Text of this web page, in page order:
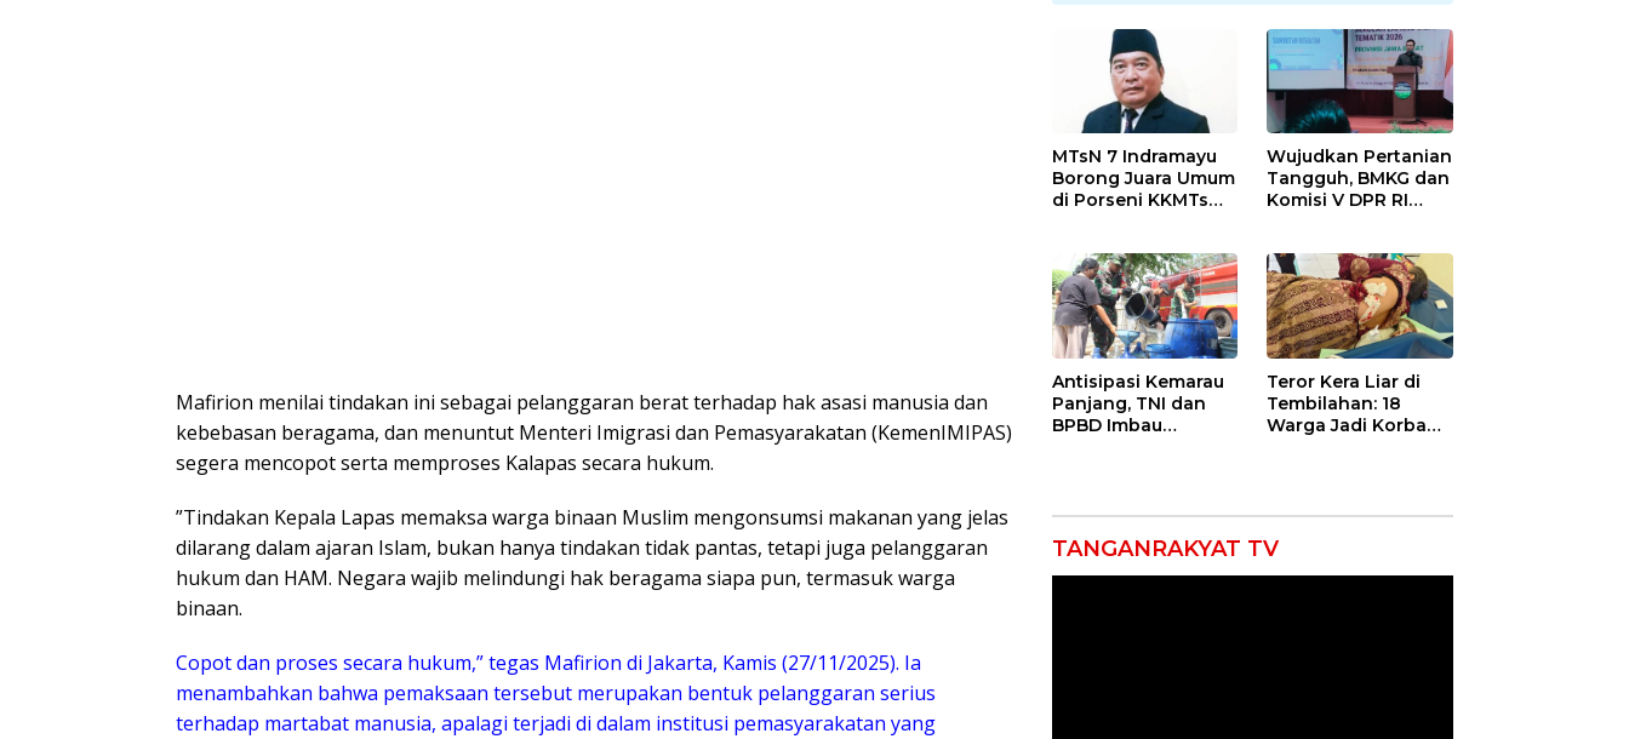
Mafirion menilai tindakan ini sebagai pelanggaran berat terhadap hak asasi manusia dan
kebebasan beragama, dan menuntut Menteri Imigrasi dan Pemasyarakatan (KemenIMIPAS)
segera mencopot serta memproses Kalapas secara hukum.
​”Tindakan Kepala Lapas memaksa warga binaan Muslim mengonsumsi makanan yang jelas
dilarang dalam ajaran Islam, bukan hanya tindakan tidak pantas, tetapi juga pelanggaran
hukum dan HAM. Negara wajib melindungi hak beragama siapa pun, termasuk warga
binaan.
Copot dan proses secara hukum,” tegas Mafirion di Jakarta, Kamis (27/11/2025). Ia
menambahkan bahwa pemaksaan tersebut merupakan bentuk pelanggaran serius
terhadap martabat manusia, apalagi terjadi di dalam institusi pemasyarakatan yang
MTsN 7 Indramayu
Borong Juara Umum
di Porseni KKMTs
Wujudkan Pertanian
Tangguh, BMKG dan
Komisi V DPR RI
Sekolah Lapang
Iklim
Antisipasi Kemarau
Panjang, TNI dan
BPBD Imbau
Teror Kera Liar di
Tembilahan: 18
Warga Jadi Korban
TANGANRAKYAT TV